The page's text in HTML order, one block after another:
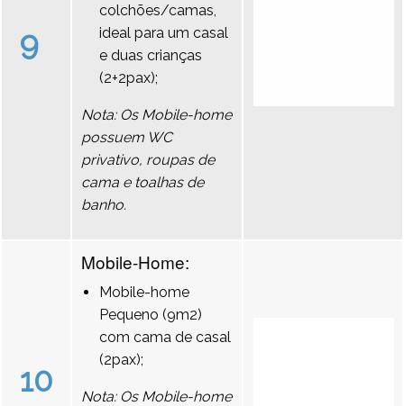
9
colchões/camas,
ideal para um casal
e duas crianças
(2+2pax);
Nota: Os Mobile-home
possuem WC
privativo, roupas de
cama e toalhas de
banho.
10
Mobile-Home:
Mobile-home
Pequeno (9m2)
com cama de casal
(2pax);
Nota: Os Mobile-home